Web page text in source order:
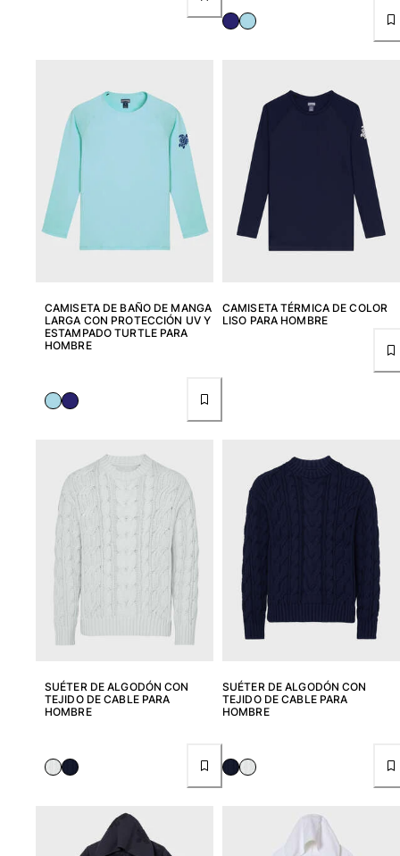
CAMISETA DE BAÑO DE MANGA
LARGA CON PROTECCIÓN UV Y
ESTAMPADO TURTLE PARA
HOMBRE
CAMISETA TÉRMICA DE COLOR
LISO PARA HOMBRE
SUÉTER DE ALGODÓN CON
TEJIDO DE CABLE PARA
HOMBRE
SUÉTER DE ALGODÓN CON
TEJIDO DE CABLE PARA
HOMBRE